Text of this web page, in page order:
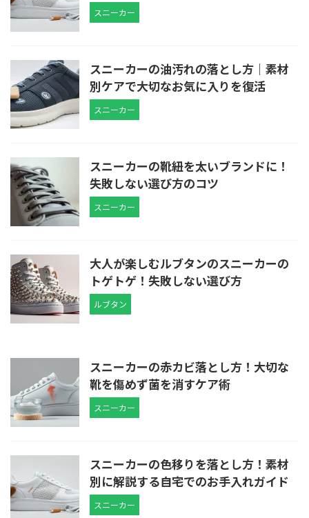
スニーカー
スニーカーの油汚れの落とし方｜素材
別ケアで大切なお気に入りを復活
スニーカー
スニーカーの靴紐を太いブランドに！
失敗しない選び方のコツ
スニーカー
大人が楽しむルブタンのスニーカーの
トゲトゲ！失敗しない選び方
ルブタン
スニーカーの赤カビ落とし方！大切な
靴を傷めず菌を消すケア術
スニーカー
スニーカーの色移りを落とし方！素材
別に解説する自宅でのお手入れガイド
スニーカー